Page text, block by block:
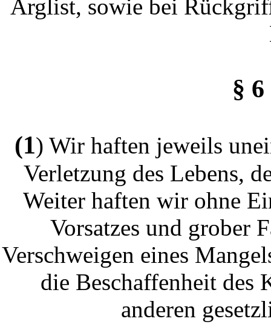
Arglist, sowie bei
§
(1) Wir haften jeweils
Verletzung des Lebens,
Weiter haften wir ohne
Vorsatzes und grober
Verschweigen eines
die Beschaffenheit des
anderen